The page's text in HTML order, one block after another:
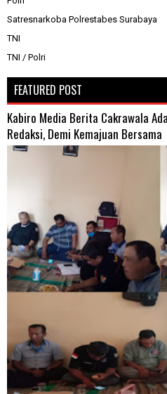
Satresnarkoba Polrestabes Surabaya
TNI
TNI / Polri
FEATURED POST
Kabiro Media Berita Cakrawala
Redaksi, Demi Kemajuan Bersama